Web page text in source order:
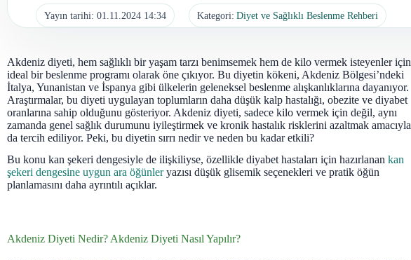
Yayın tarihi: 01.11.2024 14:34 Kategori: Diyet ve Sağlıklı Beslenme Rehberi
Akdeniz diyeti, hem sağlıklı bir yaşam tarzı benimsemek hem de kilo vermek isteyenler için
ideal bir beslenme programı olarak öne çıkıyor. Bu diyetin kökeni, Akdeniz Bölgesi’ndeki
İtalya, Yunanistan ve İspanya gibi ülkelerin geleneksel beslenme alışkanlıklarına dayanıyor.
Araştırmalar, bu diyeti uygulayan toplumların daha düşük kalp hastalığı, obezite ve diyabet
oranlarına sahip olduğunu gösteriyor. Akdeniz diyeti, sadece kilo vermek için değil, aynı
zamanda genel sağlık durumunu iyileştirmek ve kronik hastalık risklerini azaltmak amacıyla
da tercih ediliyor. Peki, bu diyetin sırrı nedir ve neden bu kadar etkili?
Bu konu kan şekeri dengesiyle de ilişkiliyse, özellikle diyabet hastaları için hazırlanan kan
şekeri dengesine uygun ara öğünleryazısı düşük glisemik seçenekleri ve pratik öğün
planlamasını daha ayrıntılı açıklar.
Akdeniz Diyeti Nedir? Akdeniz Diyeti Nasıl Yapılır?